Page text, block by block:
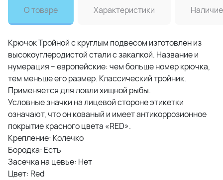
О товаре Характеристики Наличие
Крючок Тройной с круглым подвесом изготовлен из
высокоуглеродистой стали с закалкой. Название и
нумерация – европейские: чем больше номер крючка,
тем меньше его размер. Классический тройник.
Применяется для ловли хищной рыбы.
Условные значки на лицевой стороне этикетки
означают, что он кованый и имеет антикоррозионное
покрытие красного цвета «RED».
Крепление: Колечко
Бородка: Есть
Засечка на цевье: Нет
Цвет: Red